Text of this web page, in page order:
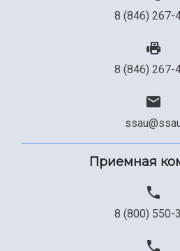
8 (846) 267-
8 (846) 267-
Приемная
8 (800) 550-